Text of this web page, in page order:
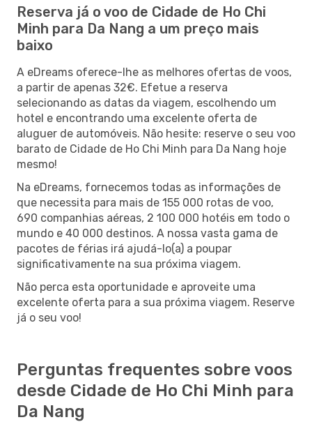
Reserva já o voo de Cidade de Ho Chi
Minh para Da Nang a um preço mais
baixo
A eDreams oferece-lhe as melhores ofertas de voos,
a partir de apenas 32€. Efetue a reserva
selecionando as datas da viagem, escolhendo um
hotel e encontrando uma excelente oferta de
aluguer de automóveis. Não hesite: reserve o seu voo
barato de Cidade de Ho Chi Minh para Da Nang hoje
mesmo!
Na eDreams, fornecemos todas as informações de
que necessita para mais de 155 000 rotas de voo,
690 companhias aéreas, 2 100 000 hotéis em todo o
mundo e 40 000 destinos. A nossa vasta gama de
pacotes de férias irá ajudá-lo(a) a poupar
significativamente na sua próxima viagem.
Não perca esta oportunidade e aproveite uma
excelente oferta para a sua próxima viagem. Reserve
já o seu voo!
Perguntas frequentes sobre voos
desde Cidade de Ho Chi Minh para
Da Nang